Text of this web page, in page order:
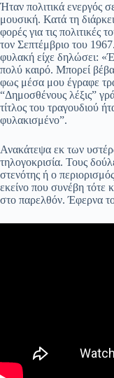
Ήταν πολιτικά ενεργός
μουσική. Κατά τη
φορές για τις πολιτικές
τον Σεπτέμβριο του
φυλακή είχε δηλώσει:
πολύ καιρό. Μπορεί
φως μέσα μου έγραφε
“Δημοσθένους λέξις”
τίτλος του τραγουδιού
φυλακισμένο”.
Ανακάτεψα εκ των
τηλογοκρισία. Τους
στενότης ή ο
εκείνο που συνέβη τότε
στο παρελθόν. Έφερνα